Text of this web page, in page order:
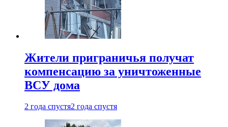
Жители приграничья получат
компенсацию за уничтоженные
ВСУ дома
2 года спустя2 года спустя